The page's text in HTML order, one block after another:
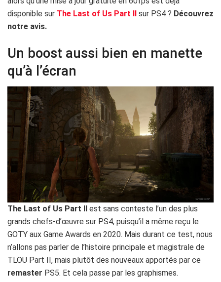
disponible sur The Last of Us Part II sur PS4 ? Découvrez
notre avis.
Un boost aussi bien en manette
qu’à l’écran
The Last of Us Part II est sans conteste l’un des plus
grands chefs-d’œuvre sur PS4, puisqu’il a même reçu le
GOTY aux Game Awards en 2020. Mais durant ce test, nous
n’allons pas parler de l’histoire principale et magistrale de
TLOU Part II, mais plutôt des nouveaux apportés par ce
remaster PS5. Et cela passe par les graphismes.